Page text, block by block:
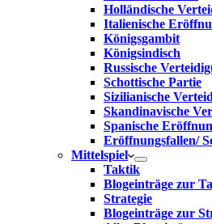
Holländische
Italienische
Königsgambit
Königsindisch
Russische
Schottische Partie
Sizilianische
Skandinavische
Spanische
Eröffnungsfallen/
Mittelspiel
Taktik
Blogeinträge zur
Strategie
Blogeinträge zur